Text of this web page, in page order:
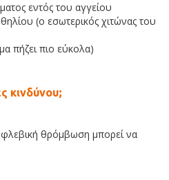
εντός του αγγείου
(ο εσωτερικός χιτώνας του
πήζει πιο εύκολα)
κινδύνου;
θρόμβωση μπορεί να